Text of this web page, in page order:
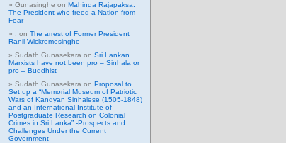
Gunasinghe on Mahinda Rajapaksa:
The President who freed a Nation from
Fear
on The arrest of Former President
Ranil Wickremesinghe
Sudath Gunasekara on Sri Lankan
Marxists have not been pro – Sinhala or
pro – Buddhist
Sudath Gunasekara on Proposal to
Set up a “Memorial Museum of Patriotic
Wars of Kandyan Sinhalese (1505-1848)
and an International Institute of
Postgraduate Research on Colonial
Crimes in Sri Lanka” -Prospects and
Challenges Under the Current
Government